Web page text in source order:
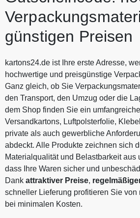
günstigen Preisen
kartons24.de ist Ihre erste Adresse,
hochwertige und preisgünstige
Ganz gleich, ob Sie
den Transport, den Umzug oder die
dem Shop finden Sie ein
Versandkartons, Luftpolsterfolie,
private als auch gewerbliche
abdeckt. Alle Produkte zeichnen sich
Materialqualität und Belastbarkeit aus
dass Ihre Waren sicher und
Dank attraktiver Preise,
schneller Lieferung profitieren Sie von
bei minimalen Kosten.